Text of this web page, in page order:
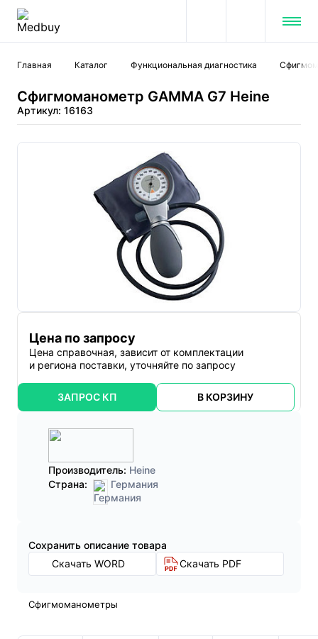
Главная Каталог Функциональная диагностика
Сфигмоманометр GAMMA G7 Heine
Артикул: 16163
Цена по запросу
Цена справочная, зависит от комплектации
и региона поставки, уточняйте по запросу
ЗАПРОС КП В КОРЗИНУ
Производитель: Heine
Страна:
Германия
Cохранить описание товара
Скачать WORD
Скачать PDF
Cфигмоманометры